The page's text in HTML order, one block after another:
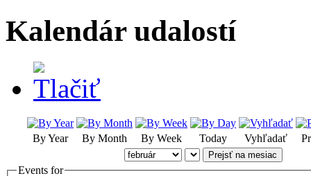
Kalendár udalostí
By Year By Month By Week Today Vyhľadať
Prejsť na mesiac
Events for